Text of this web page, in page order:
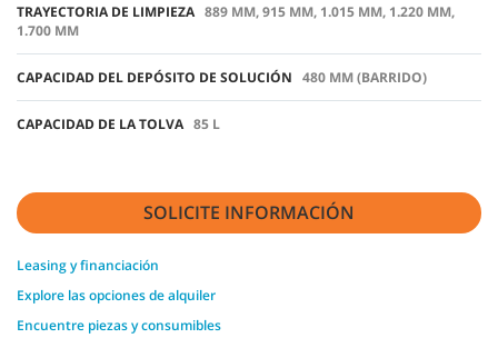
TRAYECTORIA DE LIMPIEZA 889 MM, 915 MM, 1.015 MM, 1.220 MM,
1.700 MM
CAPACIDAD DEL DEPÓSITO DE SOLUCIÓN 480 MM (BARRIDO)
CAPACIDAD DE LA TOLVA 85 L
SOLICITE INFORMACIÓN
Leasing y financiación
Explore las opciones de alquiler
Encuentre piezas y consumibles